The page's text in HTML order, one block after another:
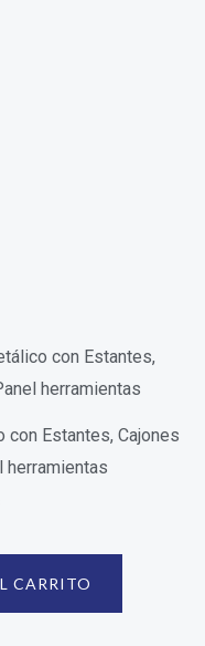
con Estantes, Cajones
herramientas
CARRITO